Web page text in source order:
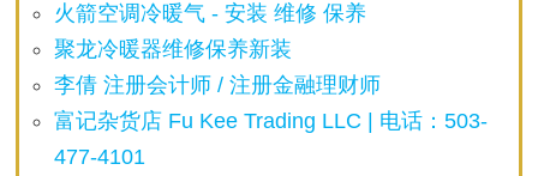
火箭空调冷暖气 - 安装 维修 保养
聚龙冷暖器维修保养新装
李倩 注册会计师 / 注册金融理财师
富记杂货店 Fu Kee Trading LLC | 电话：503-
477-4101